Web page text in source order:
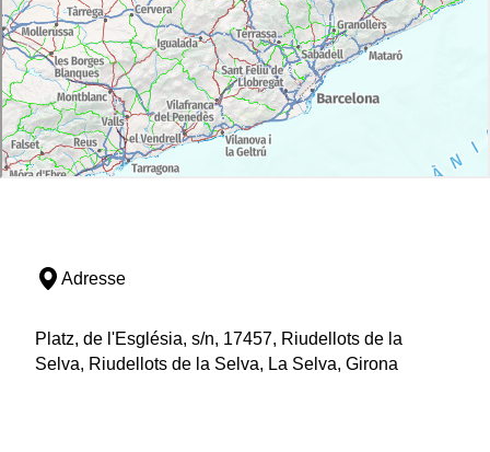
Adresse
Platz, de l'Església, s/n, 17457, Riudellots de la
Selva, Riudellots de la Selva, La Selva, Girona